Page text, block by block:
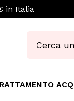
in Italia